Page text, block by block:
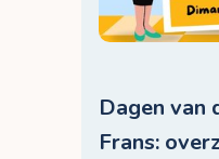
Dagen van
Frans: